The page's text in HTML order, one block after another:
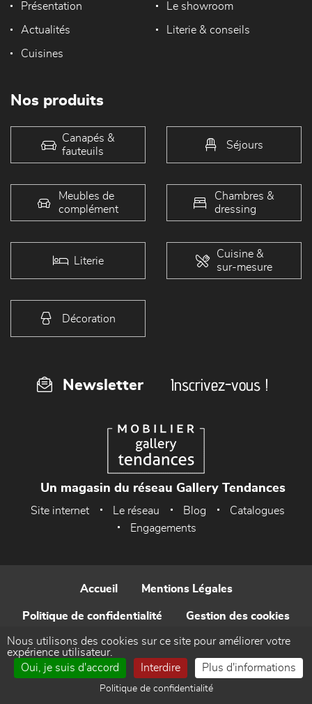
Présentation Le showroom
Actualités Literie & conseils
Cuisines
Nos produits
Canapés &
fauteuils
Séjours
Meubles de
complément
Chambres &
dressing
Literie
Cuisine &
sur-mesure
Décoration
Newsletter Inscrivez-vous !
Un magasin du réseau Gallery Tendances
Site internet Le réseau Blog
Catalogues
Engagements
Accueil Mentions Légales
Politique de confidentialité Gestion des cookies
Contact
Réalisé par WEB Enseignes
Nous utilisons des cookies sur ce site pour améliorer votre
expérience utilisateur.
Oui, je suis d'accord
Interdire Plus d'informations
Politique de confidentialité